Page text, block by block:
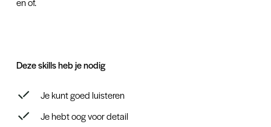
Deze skills heb je nodig
Je kunt goed luisteren
Je hebt oog voor detail